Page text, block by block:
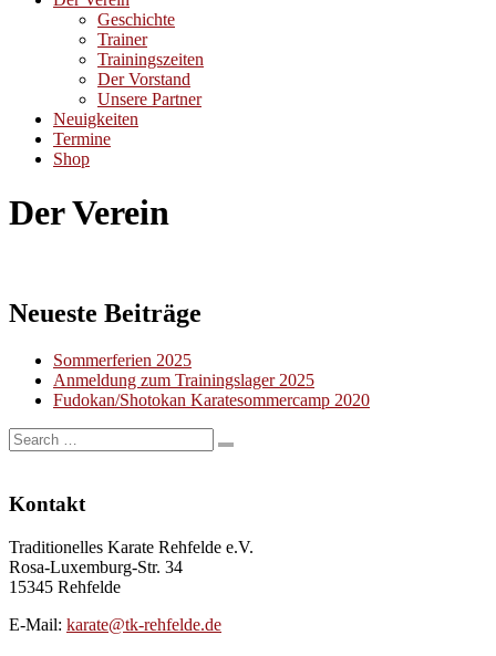
Geschichte
Trainer
Trainingszeiten
Der Vorstand
Unsere Partner
Neuigkeiten
Termine
Shop
Der Verein
Neueste Beiträge
Sommerferien 2025
Anmeldung zum Trainingslager 2025
Fudokan/Shotokan Karatesommercamp 2020
Kontakt
Traditionelles Karate Rehfelde e.V.
Rosa-Luxemburg-Str. 34
15345 Rehfelde
E-Mail: karate@tk-rehfelde.de